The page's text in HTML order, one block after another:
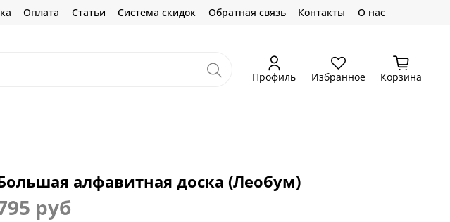
Оплата Статьи Система скидок Обратная связь Контакты О нас
Профиль Избранное Корзина
алфавитная доска (Леобум)
руб